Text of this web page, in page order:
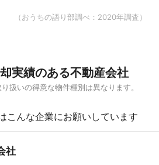
（おうちの語り部調べ：2020年調査）
実績のある不動産会社
扱いの得意な物件種別は異なります。
こんな企業にお願いしています
社